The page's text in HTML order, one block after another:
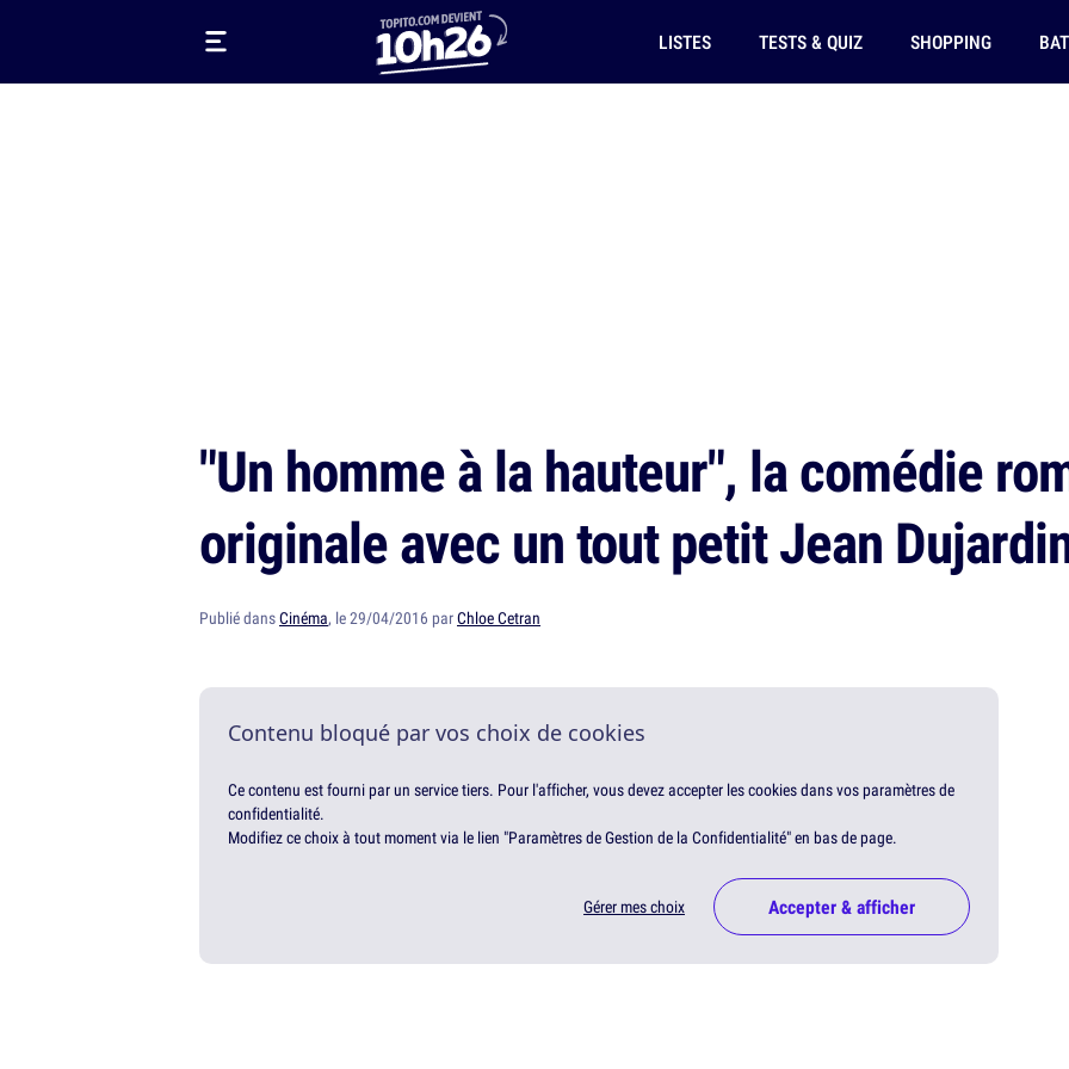
LISTES TESTS & QUIZ SHOPPING
"Un homme à la hauteur", la comédie
originale avec un tout petit Jean
Publié dansCinéma, le 29/04/2016 parChloe Cetran
Contenu bloqué par vos choix de cookies
Ce contenu est fourni par un service tiers. Pour l'afficher, vous devez accepter les cookies dans vos paramètres de
confidentialité.
Modifiez ce choix à tout moment via le lien "Paramètres de Gestion de la Confidentialité" en bas de page.
Gérer mes choix Accepter & afficher